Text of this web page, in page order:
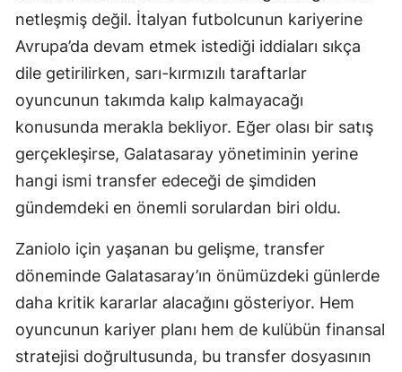
Tekirdağ
Tokat
Trabzon
Şanlıurfa
Uşak
Van
Yozgat
Zonguldak
Aksaray
netleşmiş değil. İtalyan futbolcunun kariyerine
Avrupa’da devam etmek istediği iddiaları sıkça
dile getirilirken, sarı-kırmızılı taraftarlar
oyuncunun takımda kalıp kalmayacağı
konusunda merakla bekliyor. Eğer olası bir satış
gerçekleşirse, Galatasaray yönetiminin yerine
hangi ismi transfer edeceği de şimdiden
gündemdeki en önemli sorulardan biri oldu.
Zaniolo için yaşanan bu gelişme, transfer
döneminde Galatasaray’ın önümüzdeki günlerde
daha kritik kararlar alacağını gösteriyor. Hem
oyuncunun kariyer planı hem de kulübün finansal
stratejisi doğrultusunda, bu transfer dosyasının